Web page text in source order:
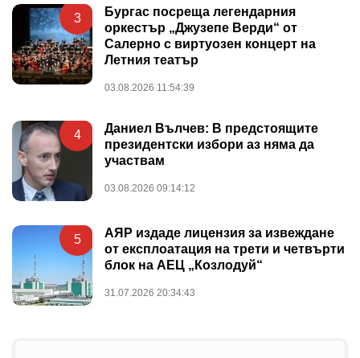
3
Бургас посреща легендарния
оркестър „Джузепе Верди“ от
Салерно с виртуозен концерт на
Летния театър
03.08.2026 11:54:39
4
Даниел Вълчев: В предстоящите
президентски избори аз няма да
участвам
03.08.2026 09:14:12
5
АЯР издаде лицензия за извеждане
от експлоатация на трети и четвърти
блок на АЕЦ „Козлодуй“
31.07.2026 20:34:43